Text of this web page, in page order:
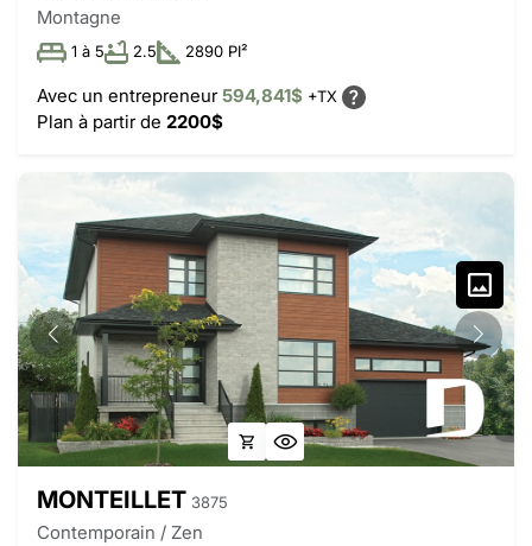
Montagne
1 à 5 2.5 2890 PI²
Avec un entrepreneur594,841$ +TX
Plan à partir de 2200$
MONTEILLET 3875
Contemporain / Zen